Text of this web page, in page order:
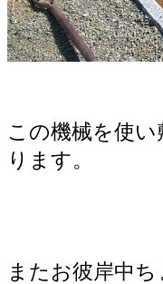
この機械を使
ります。
またお彼岸中